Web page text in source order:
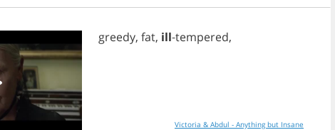
greedy, fat, ill-tempered,
Victoria & Abdul - Anything but Insane